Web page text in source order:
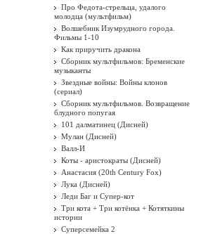
Про Федота-стрельца, удалого
молодца (мультфильм)
Волшебник Изумрудного города.
Фильмы 1-10
Как приручить дракона
Сборник мультфильмов: Бременские
музыканты
Звездные войны: Войны клонов
(сериал)
Сборник мультфильмов. Возвращение
блудного попугая
101 далматинец (Дисней)
Мулан (Дисней)
Валл-И
Коты - аристократы (Дисней)
Анастасия (20th Century Fox)
Лука (Дисней)
Леди Баг и Супер-кот
Три кота + Три котёнка + Котяткины
истории
Суперсемейка 2